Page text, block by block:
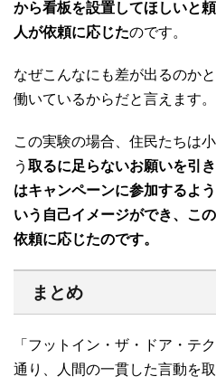
から看板を設置してほしいと
人が依頼に応じたのです。
なぜこんなにも差が出るのか
働いているからだと言えます。
この実験の場合、住民たちは
う 取るに足らないお願いを引
はキャンペーンに参加するよ
いう自己イメージができ、こ
依頼に応じたのです。
まとめ
「フットイン・ザ・ドア・テ
通り、人間の一貫した言動を